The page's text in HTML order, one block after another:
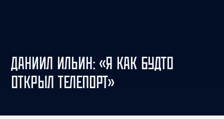
ДАНИИЛ ИЛЬИН: «Я КАК БУДТО
ОТКРЫЛ ТЕЛЕПОРТ»